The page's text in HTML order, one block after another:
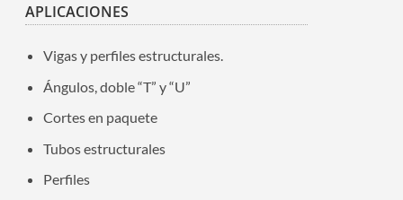
APLICACIONES
Vigas y perfiles estructurales.
Ángulos, doble “T” y “U”
Cortes en paquete
Tubos estructurales
Perfiles